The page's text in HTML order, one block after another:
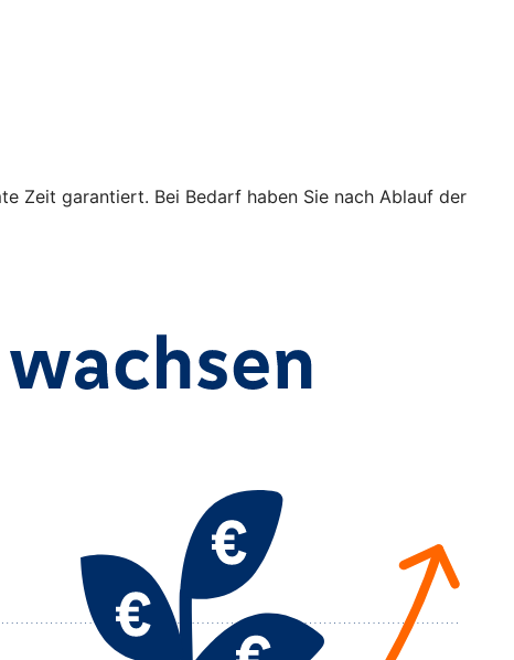
Zeit garantiert. Bei Bedarf haben Sie nach Ablauf der